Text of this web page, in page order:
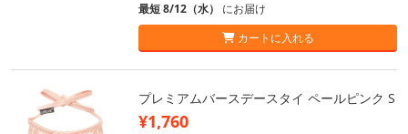
最短 8/12（水） にお届け
カートに入れる
プレミアムバースデースタイ ペールピンク S
¥1,760